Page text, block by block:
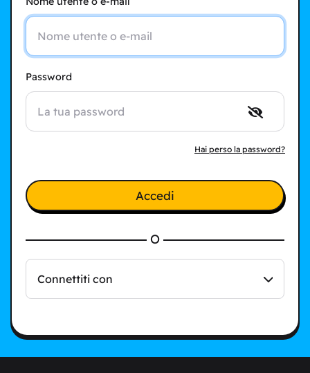
Password
Hai perso la password?
Accedi
O
Connettiti con